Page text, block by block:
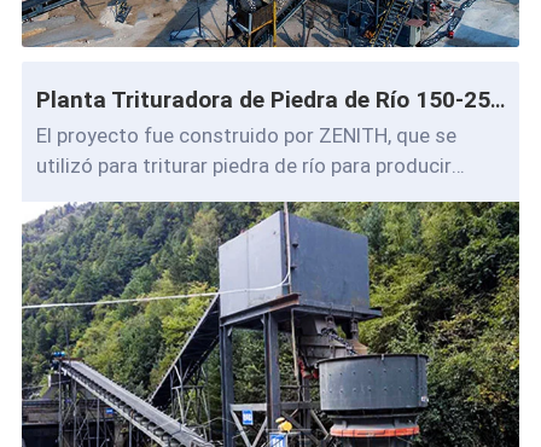
Planta Trituradora de Piedra de Río 150-250 t/h
El proyecto fue construido por ZENITH, que se
utilizó para triturar piedra de río para producir